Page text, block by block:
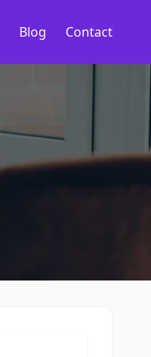
Blog Contact